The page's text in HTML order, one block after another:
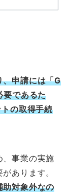
、申請には「G
要であるた
の取得手続
事業の実施
あります。
助対象外なの